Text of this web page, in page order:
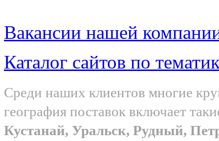
Вакансии нашей
Каталог сайтов по
Среди наших клиентов многие
география поставок включает
Кустанай, Уральск, Рудный,